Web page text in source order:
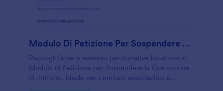
Modulo Di Petizione Per Sospendere La Costruzione
Raccogli firme e adesioni per iniziative locali con il
Modulo di Petizione per Sospendere la Costruzione
di Jotform, ideale per comitati, associazioni e